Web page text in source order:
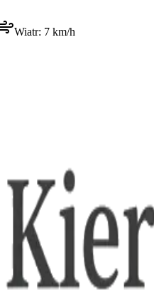
Wiatr: 7 km/h